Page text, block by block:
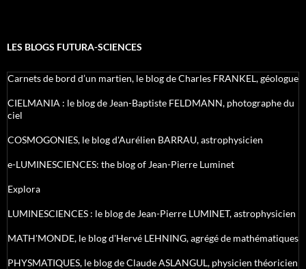
LES BLOGS FUTURA-SCIENCES
Carnets de bord d’un martien, le blog de Charles FRANKEL, géologue
CIELMANIA : le blog de Jean-Baptiste FELDMANN, photographe du
ciel
COSMOGONIES, le blog d'Aurélien BARRAU, astrophysicien
e-LUMINESCIENCES: the blog of Jean-Pierre Luminet
Explora
LUMINESCIENCES : le blog de Jean-Pierre LUMINET, astrophysicien
MATH'MONDE, le blog d'Hervé LEHNING, agrégé de mathématiques
PHYSMATIQUES, le blog de Claude ASLANGUL, physicien théoricien